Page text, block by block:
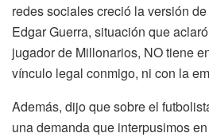
redes sociales creció la versión
Edgar Guerra, situación que
jugador de Millonarios, NO tiene
vínculo legal conmigo, ni con la
Además, dijo que sobre el
una demanda que interpusimos